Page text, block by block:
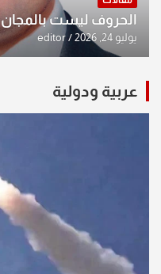
الحروف ليست بالمجان
يوليو 24, 2026 editor
عربية ودولية